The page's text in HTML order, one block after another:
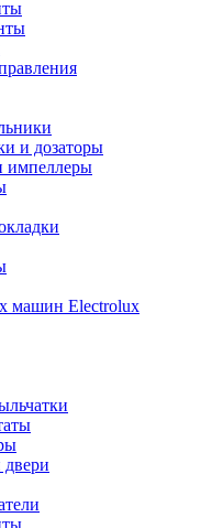
и дозаторы
импеллеры
машин Electrolux